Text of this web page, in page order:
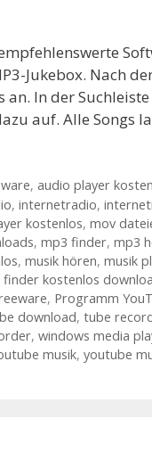
Jukebox. Nach
In der
auf. Alle Songs
, audio player
, internetradio,
kostenlos, mov
, mp3 finder, mp3
, musik hören, musik
kostenlos
, Programm
download, tube
, windows media
musik, youtube